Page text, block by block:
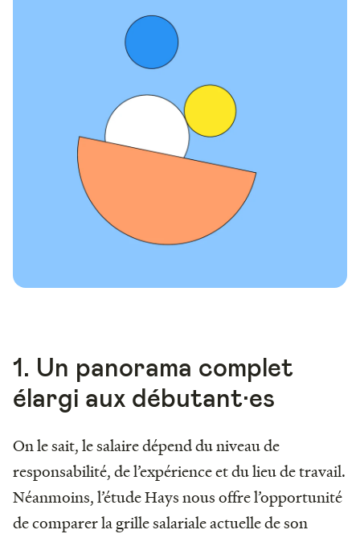
1. Un panorama complet
élargi aux débutant·es
On le sait, le salaire dépend du niveau de
responsabilité, de l’expérience et du lieu de travail.
Néanmoins, l’étude Hays nous offre l’opportunité
de comparer la grille salariale actuelle de son